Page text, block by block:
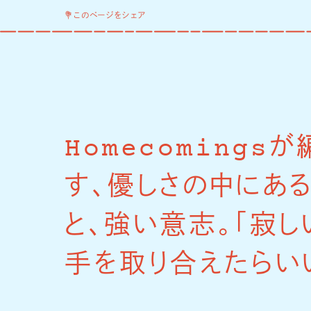
💐このページをシェア
Homecomingsが
す、優しさの中にあ
と、強い意志。「寂し
手を取り合えたらい